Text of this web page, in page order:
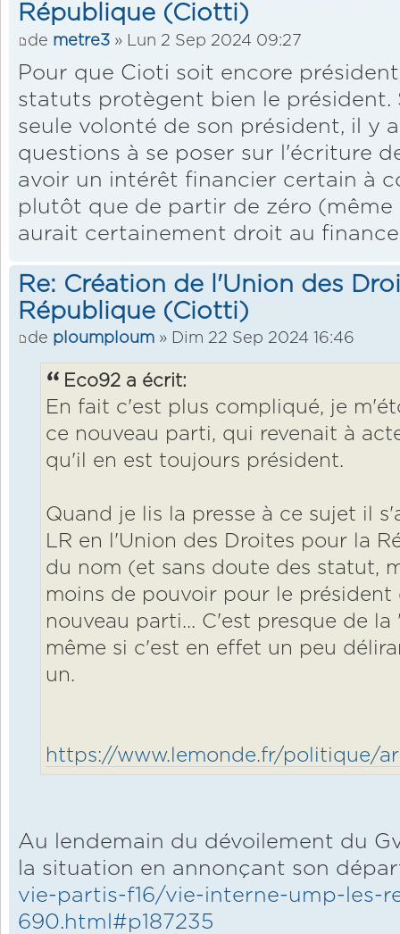
République (Ciotti)
de metre3 » Lun 2 Sep 2024 09:27
Pour que Cioti soit encore
statuts protègent bien le président.
seule volonté de son président, il y
questions à se poser sur l'écriture
avoir un intérêt financier certain à
plutôt que de partir de zéro (même
aurait certainement droit au
Re: Création de l'Union des
République (Ciotti)
de ploumploum » Dim 22 Sep 2024 16:46
Eco92 a écrit:
En fait c'est plus compliqué, je
ce nouveau parti, qui revenait à
qu'il en est toujours président.
Quand je lis la presse à ce sujet il
LR en l'Union des Droites pour la
du nom (et sans doute des statut,
moins de pouvoir pour le
nouveau parti... C'est presque de
même si c'est en effet un peu
un.
https://www.lemonde.fr/politique/
Au lendemain du dévoilement du
la situation en annonçant son
vie-partis-f16/vie-interne-ump-les-
690.html#p187235